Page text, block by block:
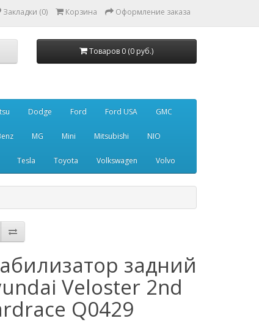
Закладки (0) Корзина Оформление заказа
Товаров 0 (0 руб.)
Dodge Ford Ford USA GMC
MG Mini Mitsubishi NIO
Tesla Toyota Volkswagen Volvo
задний
Veloster 2nd
Q0429